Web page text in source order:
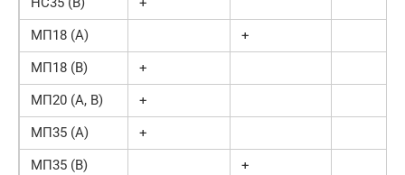
МП18 (А)
+
МП18 (В)
+
МП20 (А, В)
+
МП35 (А)
+
МП35 (В)
+